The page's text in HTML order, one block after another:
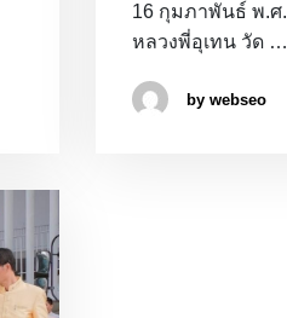
16 กุมภาพันธ์ พ.
หลวงพี่อุเทน วัด …
by webseo